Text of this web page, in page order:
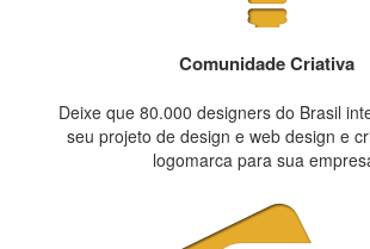
Comunidade Criativa
Deixe que 80.000 designers do Brasil
seu projeto de design e web design e
logomarca para sua